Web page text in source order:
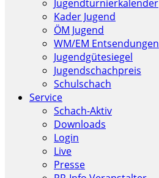
Jugendturnierkalender
Kader Jugend
ÖM Jugend
WM/EM Entsendungen
Jugendgütesiegel
Jugendschachpreis
Schulschach
Service
Schach-Aktiv
Downloads
Login
Live
Presse